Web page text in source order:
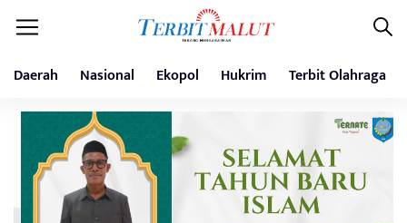
Daerah Nasional Ekopol Hukrim Terbit Olahraga